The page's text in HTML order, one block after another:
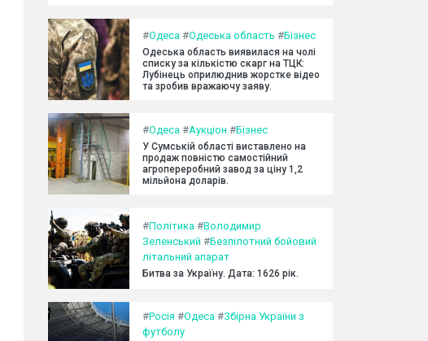
#Одеса #Одеська область #Бізнес
Одеська область виявилася на чолі
списку за кількістю скарг на ТЦК:
Лубінець оприлюднив жорстке відео
та зробив вражаючу заяву.
#Одеса #Аукціон #Бізнес
У Сумській області виставлено на
продаж повністю самостійний
агропереробний завод за ціну 1,2
мільйона доларів.
#Політика #Володимир
Зеленський #Безпілотний бойовий
літальний апарат
Битва за Україну. Дата: 1626 рік.
#Росія #Одеса #Збірна України з
футболу